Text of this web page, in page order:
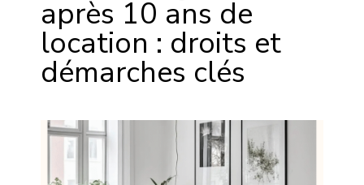
après 10 ans de
location : droits et
démarches clés